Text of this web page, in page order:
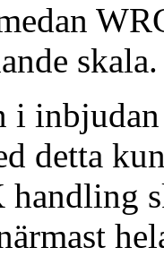
i
detta